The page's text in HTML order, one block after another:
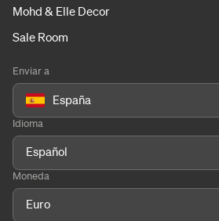
Mohd & Elle Decor
Sale Room
Enviar a
España
Idioma
Español
Moneda
Euro